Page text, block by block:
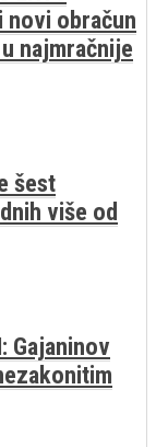
novi obračun
najmračnije
šest
više od
Gajaninov